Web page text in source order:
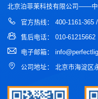
北京泊菲莱科技有限公司——中
官方热线： 400-1161-365
售后电话： 010-61215662
电子邮箱：
公司地址： 北京市海淀区